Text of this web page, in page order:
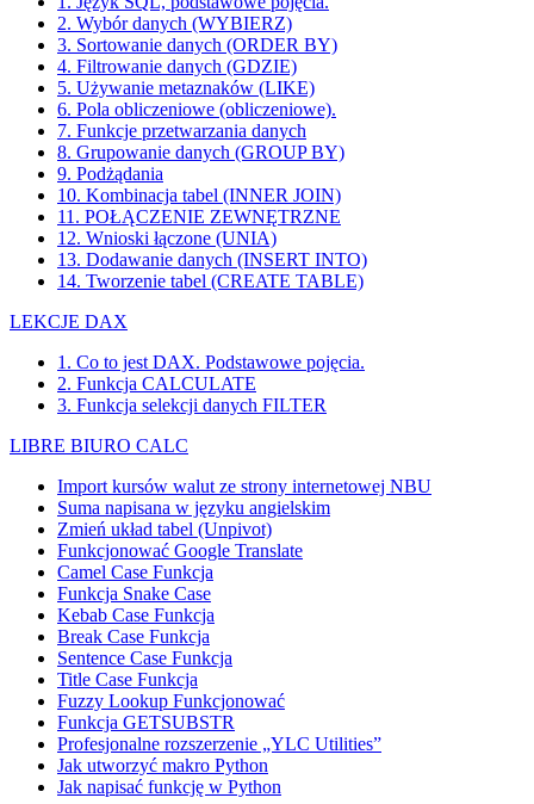
2. Wybór danych (WYBIERZ)
3. Sortowanie danych (ORDER BY)
4. Filtrowanie danych (GDZIE)
5. Używanie metaznaków (LIKE)
6. Pola obliczeniowe (obliczeniowe).
7. Funkcje przetwarzania danych
8. Grupowanie danych (GROUP BY)
9. Podżądania
10. Kombinacja tabel (INNER JOIN)
11. POŁĄCZENIE ZEWNĘTRZNE
12. Wnioski łączone (UNIA)
13. Dodawanie danych (INSERT INTO)
14. Tworzenie tabel (CREATE TABLE)
LEKCJE DAX
1. Co to jest DAX. Podstawowe pojęcia.
2. Funkcja CALCULATE
3. Funkcja selekcji danych FILTER
LIBRE BIURO CALC
Import kursów walut ze strony internetowej NBU
Suma napisana w języku angielskim
Zmień układ tabel (Unpivot)
Funkcjonować Google Translate
Camel Case Funkcja
Funkcja Snake Case
Kebab Case Funkcja
Break Case Funkcja
Sentence Case Funkcja
Title Case Funkcja
Fuzzy Lookup Funkcjonować
Funkcja GETSUBSTR
Profesjonalne rozszerzenie „YLC Utilities”
Jak utworzyć makro Python
Jak napisać funkcję w Python